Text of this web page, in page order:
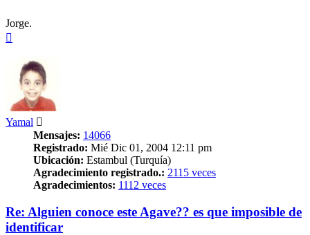
Jorge.
Yamal
Mensajes: 14066
Registrado: Mié Dic 01, 2004 12:11 pm
Ubicación: Estambul (Turquía)
Agradecimiento registrado.: 2115 veces
Agradecimientos: 1112 veces
Re: Alguien conoce este Agave?? es que imposible de
identificar